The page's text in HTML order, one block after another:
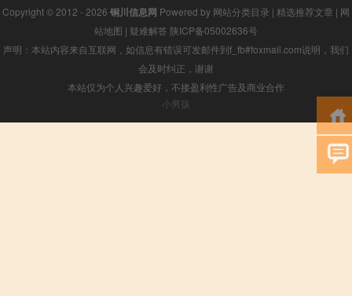
Copyright © 2012 - 2026 铜川信息网 Powered by 网站分类目录 | 精选推荐文章 | 网
站地图 | 疑难解答 陕ICP备05002636号
声明：本站内容来自互联网，如信息有错误可发邮件到f_fb#foxmail.com说明，我们
会及时纠正，谢谢
本站仅为个人兴趣爱好，不接盈利性广告及商业合作
小男孩